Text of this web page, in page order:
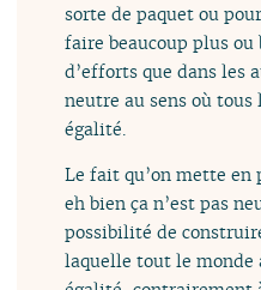
sorte de paquet ou
faire beaucoup plus ou
d’efforts que dans les
neutre au sens où
égalité.
Le fait qu’on mette en
eh bien ça n’est pas
possibilité de
laquelle tout le monde